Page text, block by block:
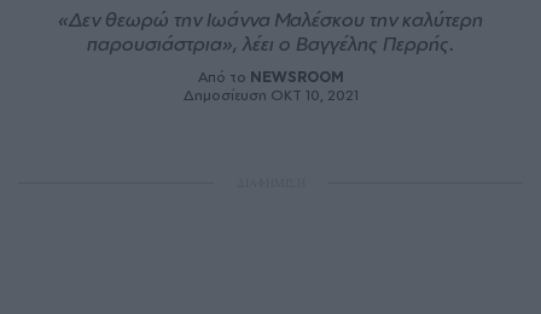
«Δεν θεωρώ την Ιωάννα Μαλέσκου την καλύτερη
παρουσιάστρια», λέει ο Βαγγέλης Περρής.
Από το NEWSROOM
Δημοσίευση ΟΚΤ 10, 2021